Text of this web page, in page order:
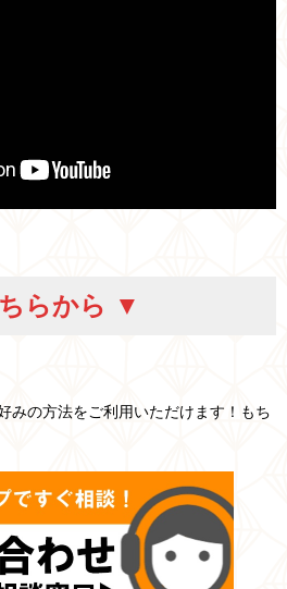
らから ▼
みの方法をご利用いただけます！もち